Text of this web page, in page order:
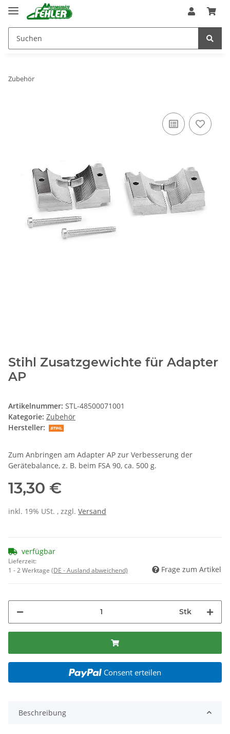
Zubehör
Stihl Zusatzgewichte für Adapter
AP
Artikelnummer: STL-48500071001
Kategorie: Zubehör
Hersteller:
Zum Anbringen am Adapter AP zur Verbesserung der
Gerätebalance, z. B. beim FSA 90, ca. 500 g.
13,30 €
inkl. 19% USt. , zzgl. Versand
verfügbar
Lieferzeit:
1 - 2 Werktage (DE - Ausland abweichend) Frage zum Artikel
Stk
Consent erteilen
Beschreibung